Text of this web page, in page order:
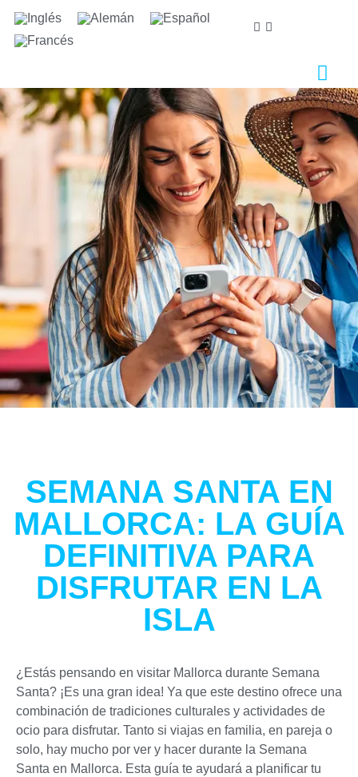
SEMANA SANTA EN
MALLORCA: LA GUÍA
DEFINITIVA PARA
DISFRUTAR EN LA
ISLA
¿Estás pensando en visitar Mallorca durante Semana
Santa? ¡Es una gran idea! Ya que este destino ofrece una
combinación de tradiciones culturales y actividades de
ocio para disfrutar. Tanto si viajas en familia, en pareja o
solo, hay mucho por ver y hacer durante la Semana
Santa en Mallorca. Esta guía te ayudará a planificar tu
Nos importa tu privacidad
proveer el debido funcionamiento del sitio web, así
como cookies relativas al mejoramiento y
personalización de tu experiencia en el sitio web, para
la realización de análisis estadísticos así como para
proporcionarte anuncios en base a tus intereses.
Puede aceptar o rechazar las cookies haciendo clic en
el botón "Aceptar todas" o "Rechazar"
respectivamente o, por el contrario, configurarlas
según tus preferencias haciendo clic en el botón
"Configurar". Para obtener más información, puedes
visitar nuestraPolítica de Cookies.
Configurar Rechazar Aceptar todas